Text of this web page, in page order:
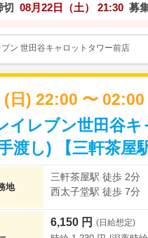
切 08月22日（土） 21:30 募
ン 世田谷キャロットタワー前店
(日) 22:00 〜 02:00
イレブン世田谷
渡し) 【三軒茶屋駅
地
三軒茶屋駅 徒歩 2分
西太子堂駅 徒歩 7分
6,150 円 (日給想定)